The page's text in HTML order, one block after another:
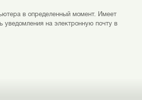
в определенный момент. Имеет
уведомления на электронную почту в